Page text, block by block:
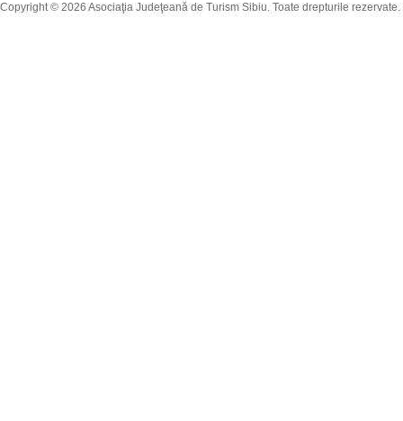
Copyright © 2026 Asociaţia Judeţeană de Turism Sibiu. Toate drepturile rezervate.